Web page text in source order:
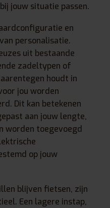
jouw situatie passen.
en
personalisatie.
uit bestaande
zadeltypen of
houdt in
jou worden
Dit kan betekenen
aan jouw lengte,
worden toegevoegd
op jouw
blijven fietsen, zijn
Een lagere instap,